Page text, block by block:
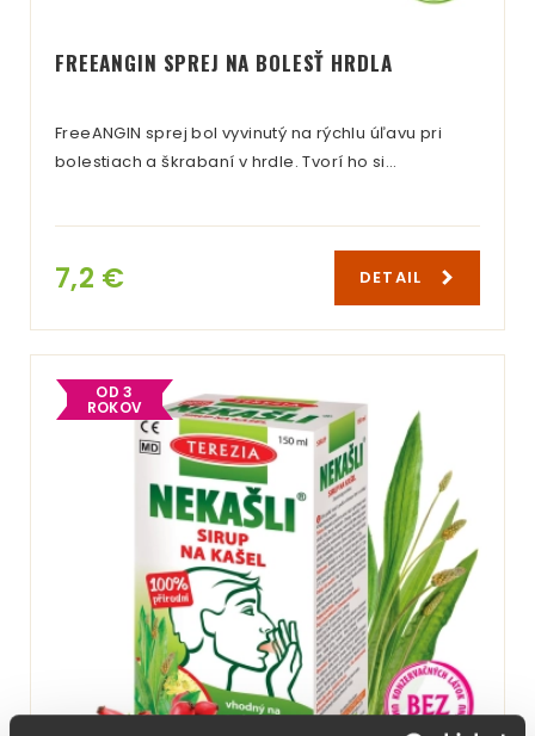
FREEANGIN SPREJ NA BOLESŤ HRDLA
FreeANGIN sprej bol vyvinutý na rýchlu úľavu pri
bolestiach a škrabaní v hrdle. Tvorí ho si…
7,2 € DETAIL
OD 3
ROKOV